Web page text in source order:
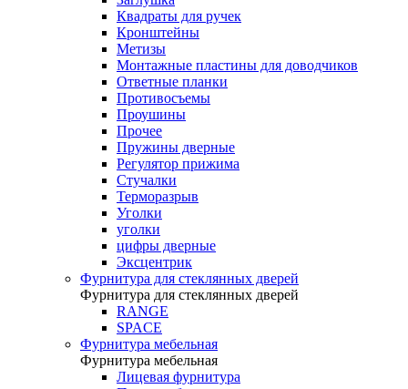
Квадраты для ручек
Кронштейны
Метизы
Монтажные пластины для доводчиков
Ответные планки
Противосъемы
Проушины
Прочее
Пружины дверные
Регулятор прижима
Стучалки
Терморазрыв
Уголки
уголки
цифры дверные
Эксцентрик
Фурнитура для стеклянных дверей
Фурнитура для стеклянных дверей
RANGE
SPACE
Фурнитура мебельная
Фурнитура мебельная
Лицевая фурнитура